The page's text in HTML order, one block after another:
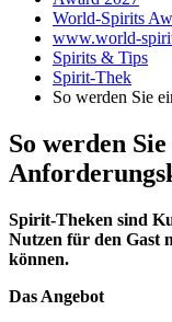
World-Spirits
www.world-
Spirits & Tips
Spirit-Thek
So werden Sie
So werden
Spirit-Theken sind
Nutzen für den Gast
können.
Das Angebot